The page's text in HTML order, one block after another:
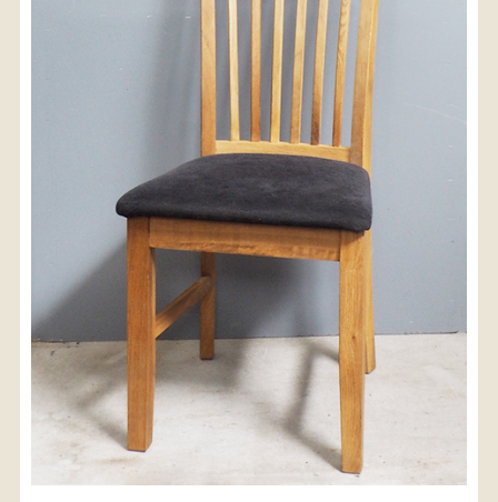
・送料は、商品のサイズ・発送先地域によって異なり
・ご購入手続きを進める途中で「宅急便」を選択いた
だくと、自動的に送料が加算されます。
・配送についての詳細は、
→
【送料を確認する】
お届け先、送料ランクを選択する事で送料が表
示されます。
送料ランク
配送料金(税込)